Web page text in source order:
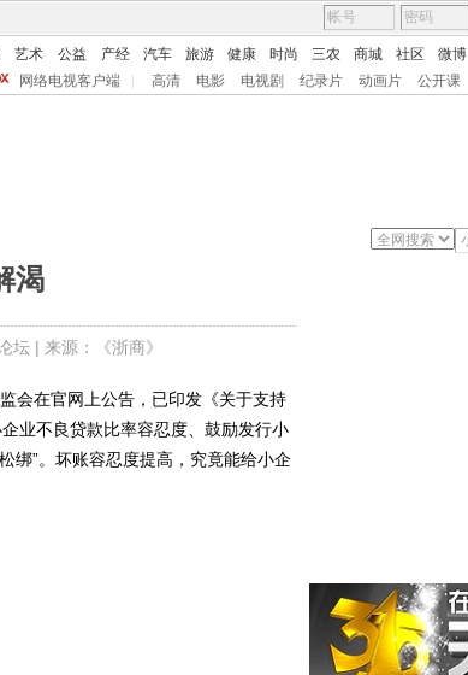
艺术 公益 产经 汽车 旅游 健康 时尚 三农 商城 社区 微博
网络电视客户端 高清 电影 电视剧 纪录片 动画片 公开课
渴
坛| 来源：《浙商》
会在官网上公告，已印发《关于支持
业不良贷款比率容忍度、鼓励发行小
绑”。坏账容忍度提高，究竟能给小企